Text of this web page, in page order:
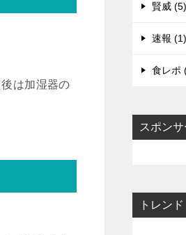
は加湿器の
賢威 (5)
速報 (1)
食レポ
スポン
トレンド